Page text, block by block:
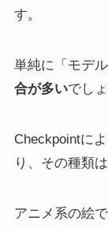
す。
単純に「モデ
合が多いでしょ
Checkpointに
り、その種類
アニメ系の絵